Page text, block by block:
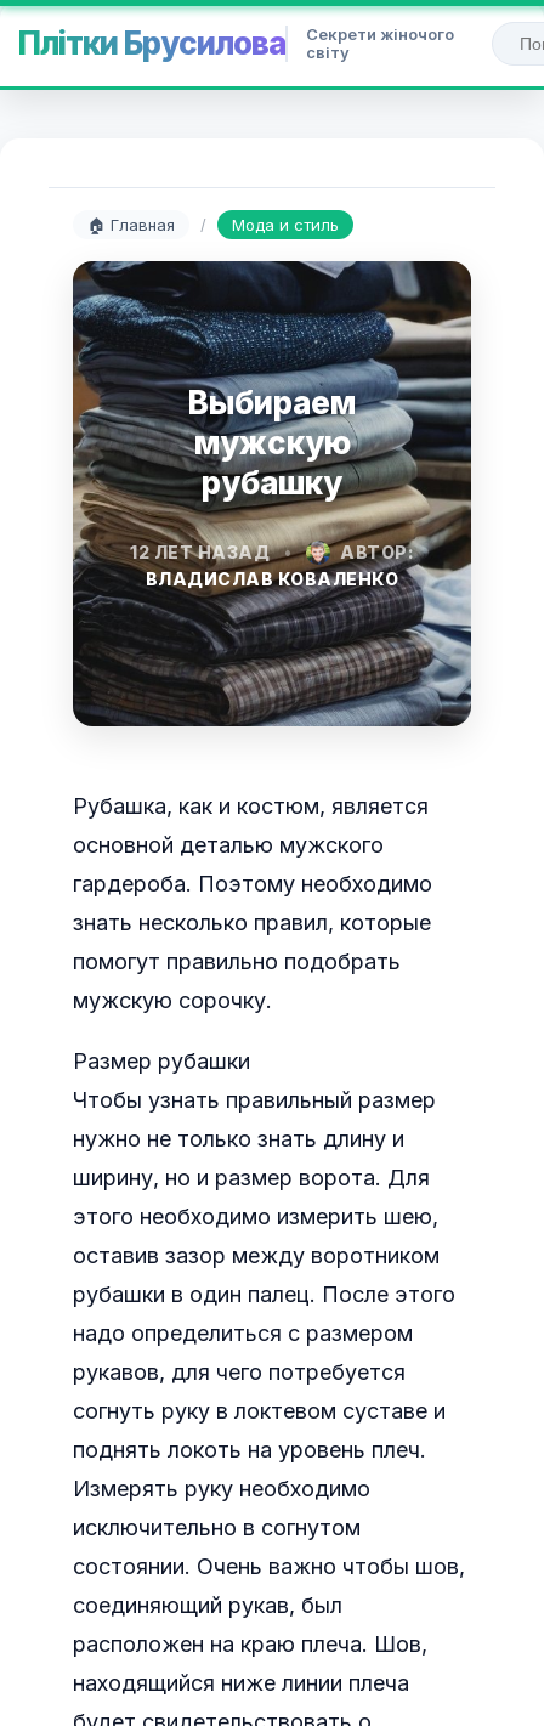
Плітки Брусилова
Секрети жіночого
світу
🏠 Главная / Мода и стиль
Выбираем
мужскую
рубашку
12 ЛЕТ НАЗАД •
АВТОР:
ВЛАДИСЛАВ КОВАЛЕНКО
Рубашка, как и костюм, является
основной деталью мужского
гардероба. Поэтому необходимо
знать несколько правил, которые
помогут правильно подобрать
мужскую сорочку.
Размер рубашки
Чтобы узнать правильный размер
нужно не только знать длину и
ширину, но и размер ворота. Для
этого необходимо измерить шею,
оставив зазор между воротником
рубашки в один палец. После этого
надо определиться с размером
рукавов, для чего потребуется
согнуть руку в локтевом суставе и
поднять локоть на уровень плеч.
Измерять руку необходимо
исключительно в согнутом
состоянии. Очень важно чтобы шов,
соединяющий рукав, был
расположен на краю плеча. Шов,
находящийся ниже линии плеча